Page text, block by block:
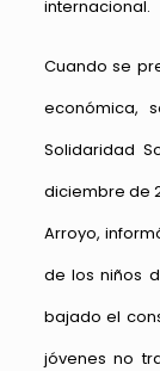
internacional.
Cuando se
económica,
Solidaridad
diciembre de
Arroyo,
de los niños
bajado el
jóvenes no